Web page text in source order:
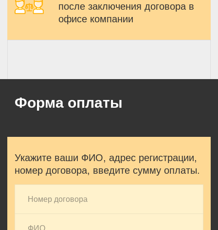
после заключения договора в
офисе компании
Форма оплаты
Укажите ваши ФИО, адрес регистрации,
номер договора, введите сумму оплаты.